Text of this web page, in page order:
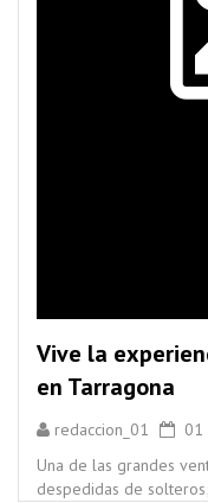
Vive la
en Tarragona
redaccion_01
01
Una de las grandes
despedidas de